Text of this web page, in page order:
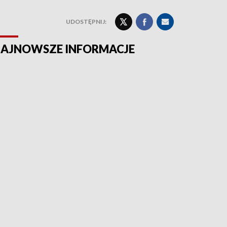
UDOSTĘPNIJ:
INFORMACJE